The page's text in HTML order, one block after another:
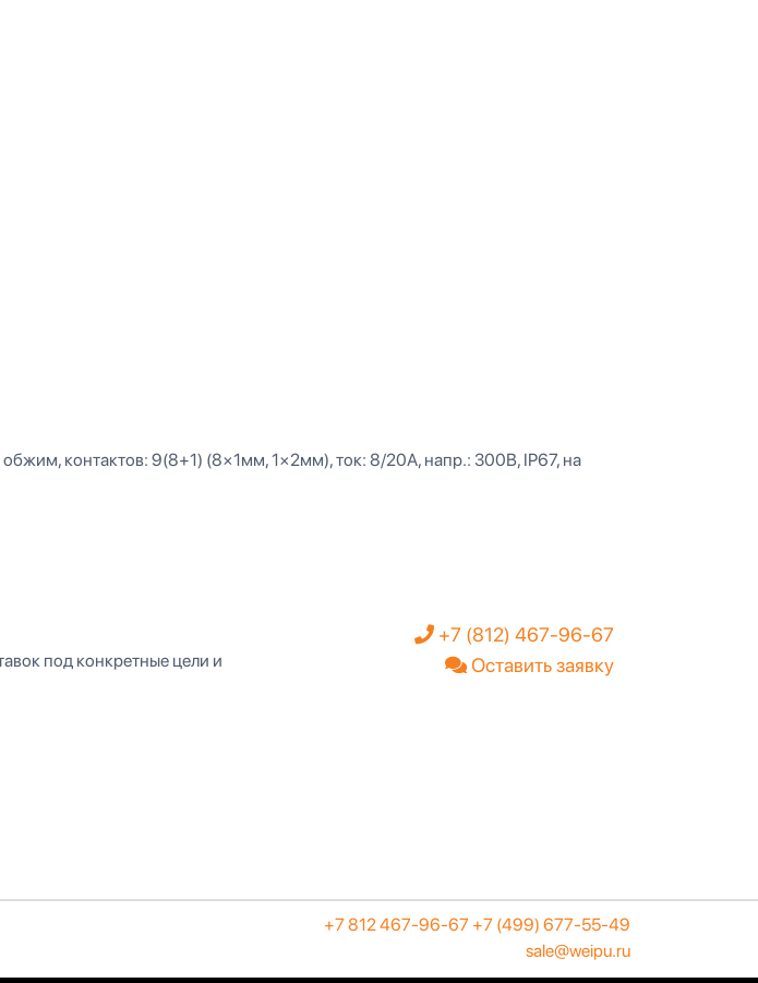
обжим, контактов: 9(8+1) (8×1мм, 1×2мм), ток: 8/20А, напр.: 300В, IP67, на
под конкретные цели и
+7 (812) 467-96-67
Оставить заявку
+7 812 467-96-67 +7 (499) 677-55-49
sale@weipu.ru